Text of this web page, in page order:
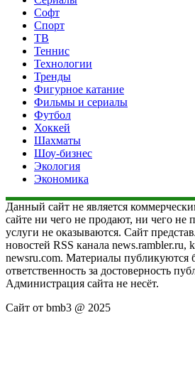
Софт
Спорт
ТВ
Теннис
Технологии
Тренды
Фигурное катание
Фильмы и сериалы
Футбол
Хоккей
Шахматы
Шоу-бизнес
Экология
Экономика
Данный сайт не является
сайте ни чего не продают, ни чего не
услуги не оказываются. Сайт
новостей RSS канала news.rambler.ru,
newsru.com. Материалы публикуются
ответственность за достоверность
Администрация сайта не несёт.
Сайт от bmb3 @ 2025